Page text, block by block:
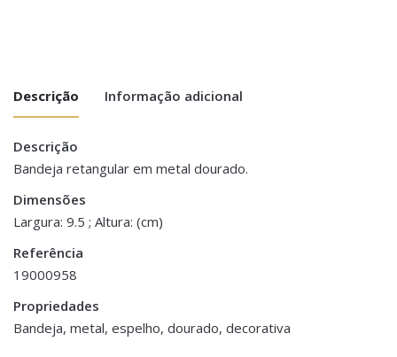
Descrição Informação adicional
Descrição
Bandeja retangular em metal dourado.
Dimensões
Largura: 9.5 ; Altura: (cm)
Referência
19000958
Propriedades
Bandeja, metal, espelho, dourado, decorativa
Peso 0.300 kg
Dimensões